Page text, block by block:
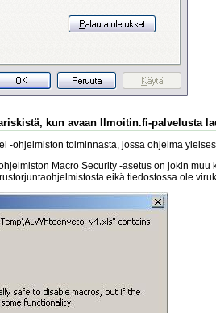
kun avaan Ilmoitin.fi-palvelusta
-ohjelmiston toiminnasta, jossa ohjelma
Macro Security -asetus on jokin
eikä tiedostossa ole